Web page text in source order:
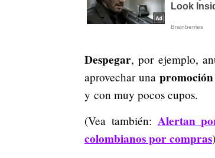
Despegar, por ejemplo,
aprovechar una
y con muy pocos cupos.
(Vea también: Alertan
colombianos por compras)